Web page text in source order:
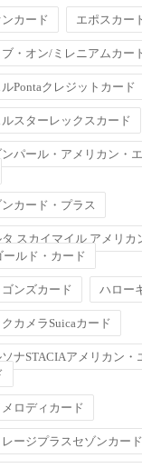
カード エポスカー
ブ・オン/ミレニアムカー
Pontaクレジットカード
ルスターレックスカード
ンパール・アメリカン・
カード・プラス
スカイマイル アメリカ
ールド・カード
ゴンズカード ハロー
クカメラSuicaカード
ナSTACIAアメリカン・
ロディカード
レージプラスセゾンカード